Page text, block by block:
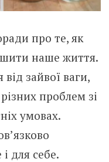
про те, як
наше життя.
зайвої ваги,
проблем зі
умовах.
для себе.